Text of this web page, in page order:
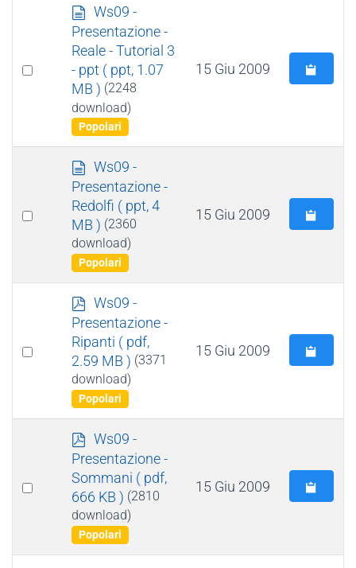
Select
d
o
c
m
e
n
t
o
Ws09 -
Presentazione -
Reale - Tutorial 3
- ppt ( ppt, 1.07
MB ) (2248
download)
Popolari
15 Giu 2009
Select
d
o
c
u
m
e
n
t
o
Ws09 -
Presentazione -
Redolfi ( ppt, 4
MB ) (2360
download)
Popolari
15 Giu 2009
Select
p
d
f
Ws09 -
Presentazione -
Ripanti ( pdf,
2.59 MB ) (3371
download)
Popolari
15 Giu 2009
Select
p
d
f
Ws09 -
Presentazione -
Sommani ( pdf,
666 KB ) (2810
download)
Popolari
15 Giu 2009